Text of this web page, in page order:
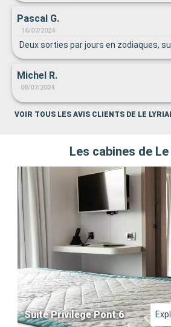
Pascal G.
16/07/2024
Deux sorties par jours en zodiaques,
Michel R.
08/07/2024
VOIR TOUS LES AVIS CLIENTS DE LE
Les cabines de
Suite Privilège Pont 6